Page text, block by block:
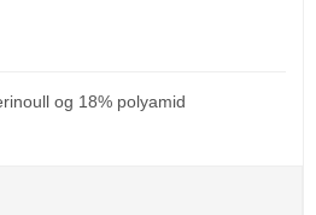
og 18% polyamid